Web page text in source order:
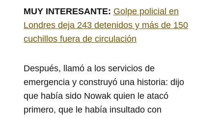
MUY INTERESANTE: Golpe policial en
Londres deja 243 detenidos y más de 150
cuchillos fuera de circulación
Después, llamó a los servicios de
emergencia y construyó una historia: dijo
que había sido Nowak quien le atacó
primero, que le había insultado con